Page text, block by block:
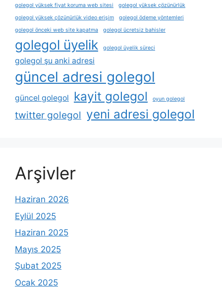
golegol yüksek fiyat koruma web sitesi
golegol yüksek çözünürlük
golegol yüksek çözünürlük video erişim
golegol ödeme yöntemleri
golegol önceki web site kapatma
golegol ücretsiz bahisler
golegol üyelik golegol üyelik süreci
golegol şu anki adresi
güncel adresi golegol
güncel golegol kayit golegol oyun golegol
twitter golegol yeni adresi golegol
Arşivler
Haziran 2026
Eylül 2025
Haziran 2025
Mayıs 2025
Şubat 2025
Ocak 2025